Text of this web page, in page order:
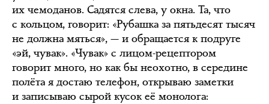
их чемоданов. Садятся слева, у окна. Та, что
с кольцом, говорит: «Рубашка за пятьдесят тысяч
не должна мяться», — и обращается к подруге
«эй, чувак». «Чувак» с лицом-рецептором
говорит много, но как бы неохотно, в середине
полёта я достаю телефон, открываю заметки
и записываю сырой кусок её монолога: